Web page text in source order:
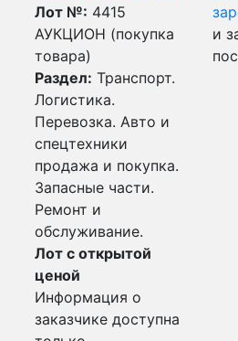
Лот №: 4415
АУКЦИОН (покупка
товара)
Раздел: Транспорт.
Логистика.
Перевозка. Авто и
спецтехники
продажа и покупка.
Запасные части.
Ремонт и
обслуживание.
Лот с открытой
ценой
Информация о
заказчике доступна
и